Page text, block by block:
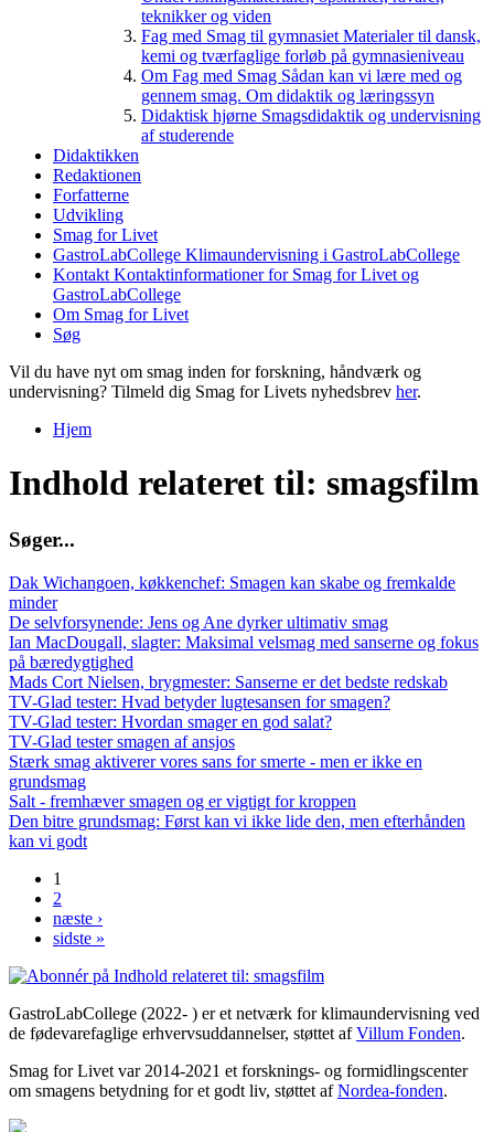
teknikker og viden
Fag med Smag til gymnasiet Materialer til dansk,
kemi og tværfaglige forløb på gymnasieniveau
Om Fag med Smag Sådan kan vi lære med og
gennem smag. Om didaktik og læringssyn
Didaktisk hjørne Smagsdidaktik og undervisning
af studerende
Didaktikken
Redaktionen
Forfatterne
Udvikling
Smag for Livet
GastroLabCollege Klimaundervisning i GastroLabCollege
Kontakt Kontaktinformationer for Smag for Livet og
GastroLabCollege
Om Smag for Livet
Søg
Vil du have nyt om smag inden for forskning, håndværk og
undervisning? Tilmeld dig Smag for Livets nyhedsbrev her.
Hjem
Indhold relateret til: smagsfilm
Søger...
Dak Wichangoen, køkkenchef: Smagen kan skabe og fremkalde
minder
De selvforsynende: Jens og Ane dyrker ultimativ smag
Ian MacDougall, slagter: Maksimal velsmag med sanserne og fokus
på bæredygtighed
Mads Cort Nielsen, brygmester: Sanserne er det bedste redskab
TV-Glad tester: Hvad betyder lugtesansen for smagen?
TV-Glad tester: Hvordan smager en god salat?
TV-Glad tester smagen af ansjos
Stærk smag aktiverer vores sans for smerte - men er ikke en
grundsmag
Salt - fremhæver smagen og er vigtigt for kroppen
Den bitre grundsmag: Først kan vi ikke lide den, men efterhånden
kan vi godt
Sider
1
2
næste ›
sidste »
GastroLabCollege (2022- ) er et netværk for klimaundervisning ved
de fødevarefaglige erhvervsuddannelser, støttet afVillum Fonden.
Smag for Livet var 2014-2021 et forsknings- og formidlingscenter
om smagens betydning for et godt liv, støttet afNordea-fonden.